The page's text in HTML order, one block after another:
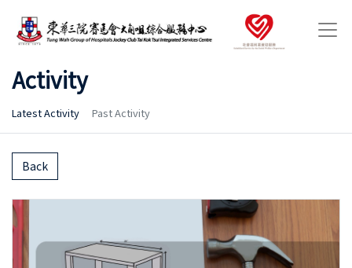
Activity
Latest Activity Past Activity
Back